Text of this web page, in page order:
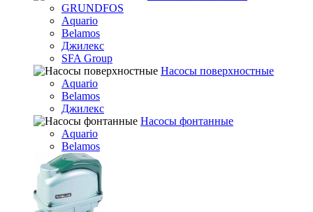
GRUNDFOS
Aquario
Belamos
Джилекс
SFA Group
Насосы поверхностные
Aquario
Belamos
Джилекс
Насосы фонтанные
Aquario
Belamos